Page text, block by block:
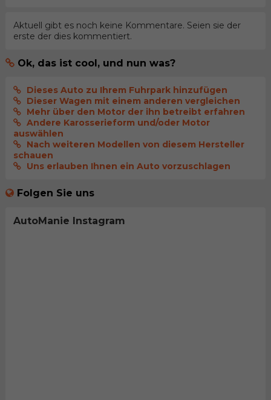
Aktuell gibt es noch keine Kommentare. Seien sie der
erste der dies kommentiert.
Ok, das ist cool, und nun was?
Dieses Auto zu Ihrem Fuhrpark hinzufügen
Dieser Wagen mit einem anderen vergleichen
Mehr über den Motor der ihn betreibt erfahren
Andere Karosserieform und/oder Motor
auswählen
Nach weiteren Modellen von diesem Hersteller
schauen
Uns erlauben Ihnen ein Auto vorzuschlagen
Folgen Sie uns
AutoManie Instagram